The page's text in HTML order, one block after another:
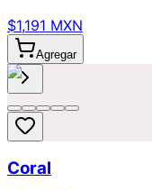
$1,191 MXN
Agregar
Coral